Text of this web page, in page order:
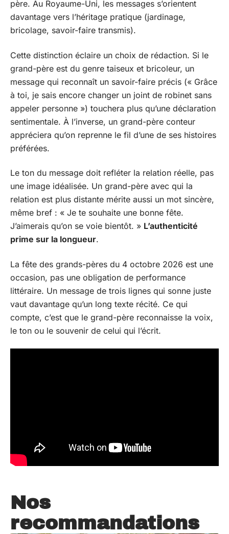
père. Au Royaume-Uni, les messages s’orientent
davantage vers l’héritage pratique (jardinage,
bricolage, savoir-faire transmis).
Cette distinction éclaire un choix de rédaction. Si le
grand-père est du genre taiseux et bricoleur, un
message qui reconnaît un savoir-faire précis (« Grâce
à toi, je sais encore changer un joint de robinet sans
appeler personne ») touchera plus qu’une déclaration
sentimentale. À l’inverse, un grand-père conteur
appréciera qu’on reprenne le fil d’une de ses histoires
préférées.
Le ton du message doit refléter la relation réelle, pas
une image idéalisée. Un grand-père avec qui la
relation est plus distante mérite aussi un mot sincère,
même bref : « Je te souhaite une bonne fête.
J’aimerais qu’on se voie bientôt. » L’authenticité
prime sur la longueur.
La fête des grands-pères du 4 octobre 2026 est une
occasion, pas une obligation de performance
littéraire. Un message de trois lignes qui sonne juste
vaut davantage qu’un long texte récité. Ce qui
compte, c’est que le grand-père reconnaisse la voix,
le ton ou le souvenir de celui qui l’écrit.
Nos
recommandations